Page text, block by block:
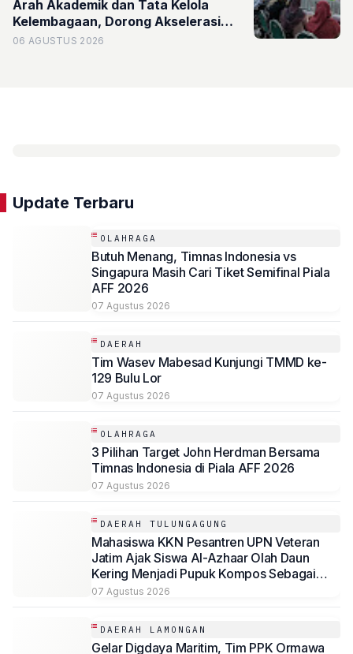
Arah Akademik dan Tata Kelola
Kelembagaan, Dorong Akselerasi
Kualitas Fakultas Syariah
06 AGUSTUS 2026
Update Terbaru
OLAHRAGA
Butuh Menang, Timnas Indonesia vs
Singapura Masih Cari Tiket Semifinal Piala
AFF 2026
07 Agustus 2026
DAERAH
Tim Wasev Mabesad Kunjungi TMMD ke-
129 Bulu Lor
07 Agustus 2026
OLAHRAGA
3 Pilihan Target John Herdman Bersama
Timnas Indonesia di Piala AFF 2026
07 Agustus 2026
DAERAH TULUNGAGUNG
Mahasiswa KKN Pesantren UPN Veteran
Jatim Ajak Siswa Al-Azhaar Olah Daun
Kering Menjadi Pupuk Kompos Sebagai
Solusi Ramah Lingkungan
07 Agustus 2026
DAERAH LAMONGAN
Gelar Digdaya Maritim, Tim PPK Ormawa